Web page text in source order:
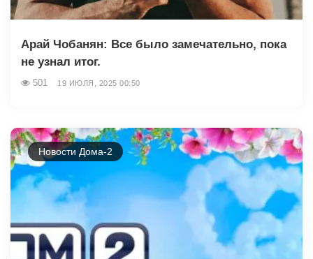
Арай Чобанян: Все было замечательно, пока
не узнал итог.
501 19 ИЮЛЯ, 2025 00:50
Новости Дома-2